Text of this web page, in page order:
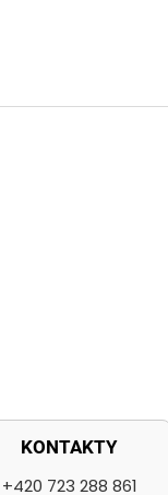
KONTAKTY
+420 723 288 861